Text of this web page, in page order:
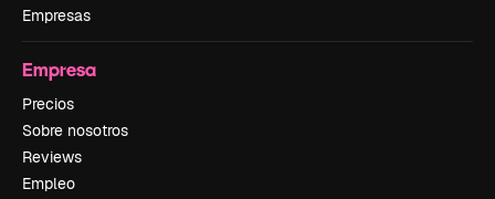
Empresas
Empresa
Precios
Sobre nosotros
Reviews
Empleo